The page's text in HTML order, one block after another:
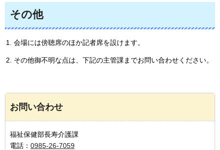
その他
会場には傍聴席のほか記者席を設けます。
その他御不明な点は、下記の主管課までお問い合わせください。
お問い合わせ
福祉保健部長寿介護課
電話： 0985-26-7059